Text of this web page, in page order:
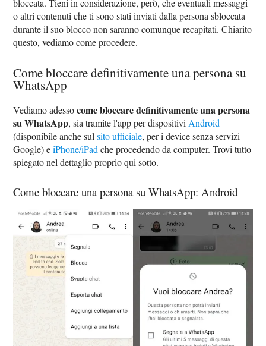
o altri contenuti che ti sono stati inviati dalla persona sbloccata
durante il suo blocco non saranno comunque recapitati. Chiarito
questo, vediamo come procedere.
Come bloccare definitivamente una persona su
WhatsApp
Vediamo adessocome bloccare definitivamente una persona
su WhatsApp, sia tramite l'app per dispositivi Android
(disponibile anche sulsito ufficiale, per i device senza servizi
Google) eiPhone/iPad che procedendo da computer. Trovi tutto
spiegato nel dettaglio proprio qui sotto.
Come bloccare una persona su WhatsApp: Android